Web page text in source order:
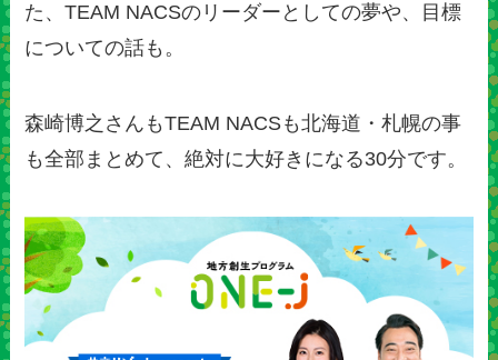
た、TEAM NACSのリーダーとしての夢や、目標
についての話も。
森崎博之さんもTEAM NACSも北海道・札幌の事
も全部まとめて、絶対に大好きになる30分です。